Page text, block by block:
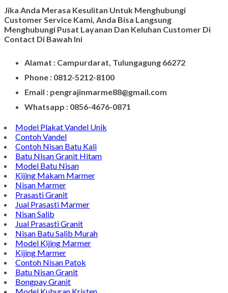
Model Prasasti Terbaru
Prasasti untuk Peresmian Masjid
Prasasti Marmer
Prasasti dari Marmer
Meja Makan Marmer
Meja Marmer Bulat
Vandel Kenang - Kenangan
CONTACT INFO
Jika Anda Merasa Kesulitan Untuk Menghubungi
Customer Service Kami, Anda Bisa Langsung
Menghubungi Pusat Layanan Dan Keluhan Customer Di
Contact Di Bawah Ini
Alamat : Campurdarat, Tulungagung 66272
Phone : 0812-5212-8100
Email : pengrajinmarme88@gmail.com
Whatsapp : 0856-4676-0871
Model Plakat Vandel Unik
Contoh Vandel
Contoh Nisan Batu Kali
Batu Nisan Granit Hitam
Model Batu Nisan